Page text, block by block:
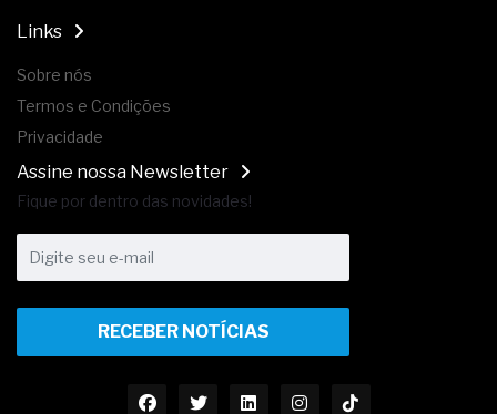
Links
Sobre nós
Termos e Condições
Privacidade
Assine nossa Newsletter
Fique por dentro das novidades!
RECEBER NOTÍCIAS